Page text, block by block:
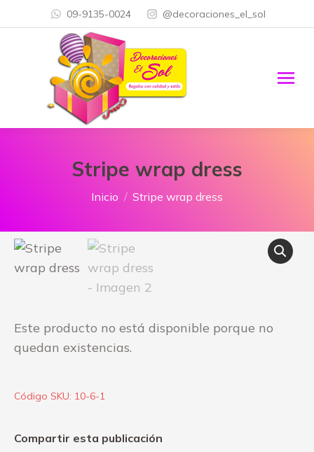
09-9135-0024 @decoraciones_el_sol
Stripe wrap dress
Estás aquí:
Inicio Stripe wrap dress
Este producto no está disponible porque no
quedan existencias.
Código SKU: 10-6-1
Compartir esta publicación